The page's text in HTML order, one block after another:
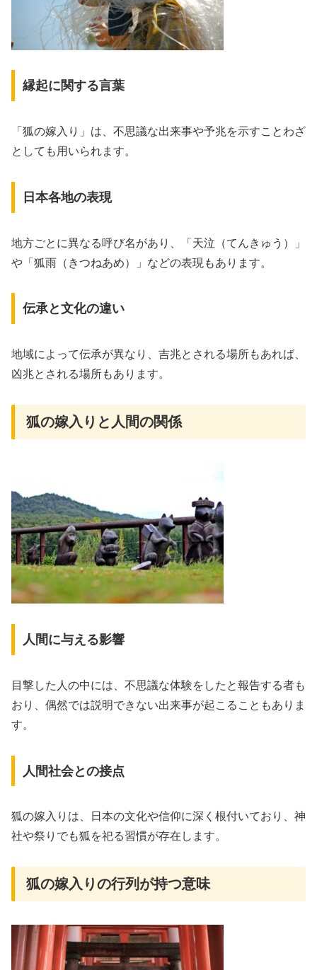
縁起に関する言葉
「狐の嫁入り」は、不思議な出来事や予兆を示すことわざ
としても用いられます。
日本各地の表現
地方ごとに異なる呼び名があり、「天泣（てんきゅう）」
や「狐雨（きつねあめ）」などの表現もあります。
伝承と文化の違い
地域によって伝承が異なり、吉兆とされる場所もあれば、
凶兆とされる場所もあります。
狐の嫁入りと人間の関係
人間に与える影響
目撃した人の中には、不思議な体験をしたと報告する者も
おり、偶然では説明できない出来事が起こることもありま
す。
人間社会との接点
狐の嫁入りは、日本の文化や信仰に深く根付いており、神
社や祭りでも狐を祀る習慣が存在します。
狐の嫁入りの行列が持つ意味